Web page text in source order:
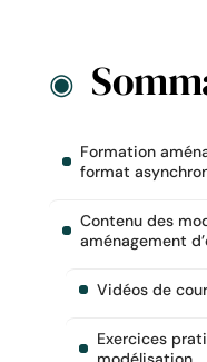
Formation
format
Contenu des
aménagement
Vidéos de
Exercices